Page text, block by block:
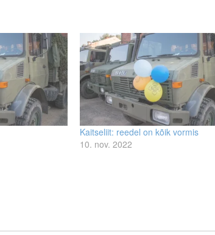
Kaitseliit: reedel on kõik vormis
10. nov. 2022